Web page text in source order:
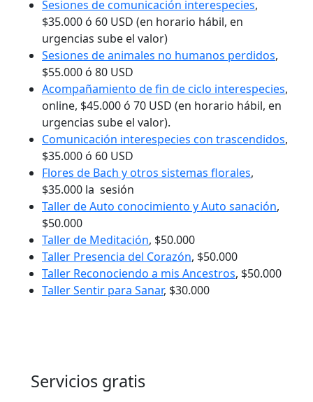
Sesiones de comunicación interespecies,
$35.000 ó 60 USD (en horario hábil, en
urgencias sube el valor)
Sesiones de animales no humanos perdidos,
$55.000 ó 80 USD
Acompañamiento de fin de ciclo interespecies,
online, $45.000 ó 70 USD (en horario hábil, en
urgencias sube el valor).
Comunicación interespecies con trascendidos,
$35.000 ó 60 USD
Flores de Bach y otros sistemas florales,
$35.000 la sesión
Taller de Auto conocimiento y Auto sanación,
$50.000
Taller de Meditación, $50.000
Taller Presencia del Corazón, $50.000
Taller Reconociendo a mis Ancestros, $50.000
Taller Sentir para Sanar, $30.000
Servicios gratis